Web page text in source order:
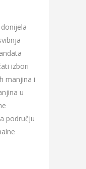
izbori
manjina i
u
području